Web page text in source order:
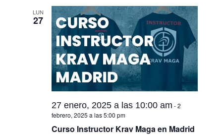
LUN
27
Curso Instructor Krav Maga en Madrid
27 enero, 2025 a las 10:00 am -2
febrero, 2025 a las 5:00 pm